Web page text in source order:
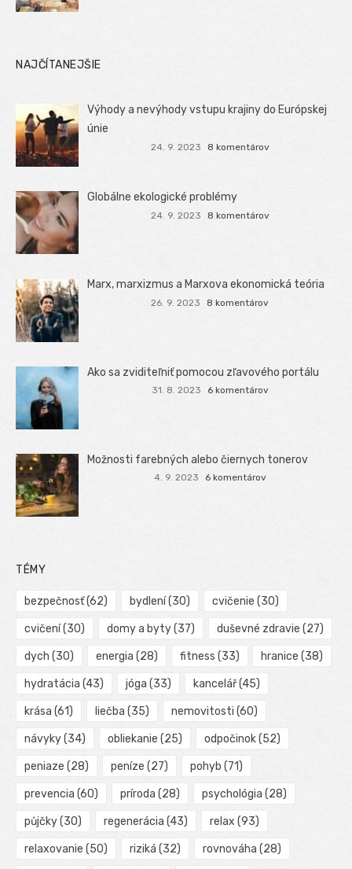
NAJČÍTANEJŠIE
Výhody a nevýhody vstupu krajiny do Európskej
únie
24. 9. 2023 8 komentárov
Globálne ekologické problémy
24. 9. 2023 8 komentárov
Marx, marxizmus a Marxova ekonomická teória
26. 9. 2023 8 komentárov
Ako sa zviditeľniť pomocou zľavového portálu
31. 8. 2023 6 komentárov
Možnosti farebných alebo čiernych tonerov
4. 9. 2023 6 komentárov
TÉMY
bezpečnosť(62) bydlení(30) cvičenie (30)
cvičení(30) domy a byty(37) duševné zdravie (27)
dych (30) energia (28) fitness (33) hranice (38)
hydratácia (43) jóga (33) kancelář(45)
krása (61) liečba (35) nemovitosti (60)
návyky(34) obliekanie (25) odpočinok(52)
peniaze (28) peníze (27) pohyb (71)
prevencia (60) príroda (28) psychológia (28)
půjčky(30) regenerácia (43) relax (93)
relaxovanie (50) riziká (32) rovnováha (28)